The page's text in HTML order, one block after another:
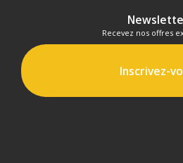
Recevez nos offres
Inscrivez-